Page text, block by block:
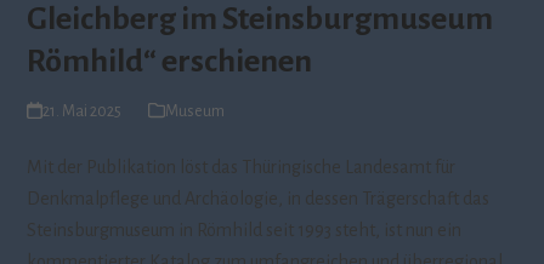
Gleichberg im Steinsburgmuseum
Römhild“ erschienen
21. Mai 2025 Museum
Mit der Publikation löst das Thüringische Landesamt für
Denkmalpflege und Archäologie, in dessen Trägerschaft das
Steinsburgmuseum in Römhild seit 1993 steht, ist nun ein